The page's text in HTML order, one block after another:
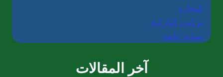
النجارة
تركيب الباركية
صيانة عامة
آخر المقالات